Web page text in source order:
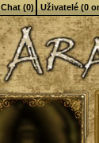
Chat (0) Uživatelé (0